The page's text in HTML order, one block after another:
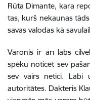
Rūta Dimante, kara
tas, kurš nekaunas
savas valodas kā
Varonis ir arī labs
spēku noticēt sev
sev vairs netici. Labi
autoritātes. Dakteris